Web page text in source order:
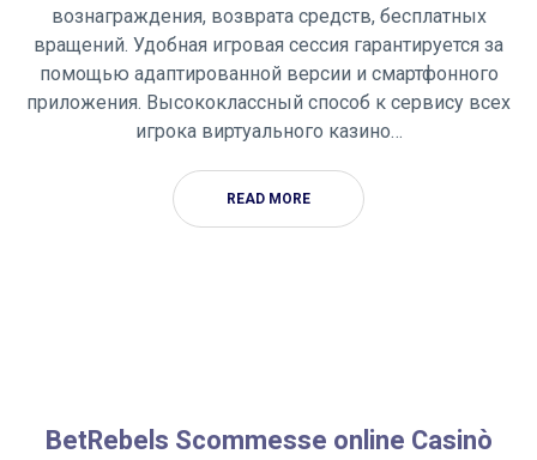
вознаграждения, возврата средств, бесплатных
вращений. Удобная игровая сессия гарантируется за
помощью адаптированной версии и смартфонного
приложения. Высококлассный способ к сервису всех
игрока виртуального казино…
READ MORE
Cos’è l’RTP e perché è importante? L’RTP teorico è il valore